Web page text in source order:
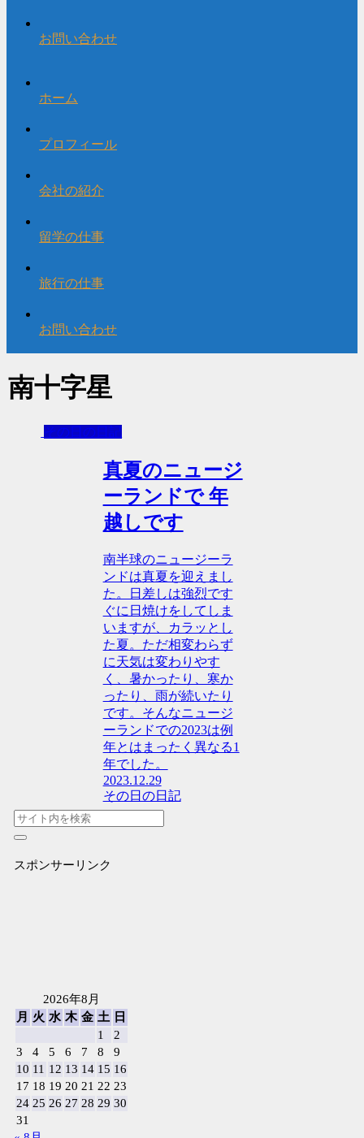
お問い合わせ
ホーム
プロフィール
会社の紹介
留学の仕事
旅行の仕事
お問い合わせ
南十字星
その日の日記
真夏のニュージ
ーランドで 年
越しです
南半球のニュージーラ
ンドは真夏を迎えまし
た。日差しは強烈です
ぐに日焼けをしてしま
いますが、カラッとし
た夏。ただ相変わらず
に天気は変わりやす
く、暑かったり、寒か
ったり、雨が続いたり
です。そんなニュージ
ーランドでの2023は例
年とはまったく異なる1
年でした。
2023.12.29
その日の日記
スポンサーリンク
2026年8月
月
火 水 木 金 土
日
1
2
3
4 5 6 7 8
9
10 11 12 13 14 15 16
17 18 19 20 21 22 23
24 25 26 27 28 29 30
31